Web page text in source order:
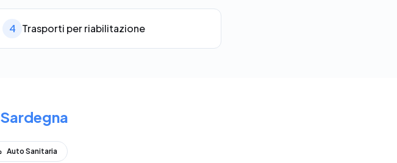
4 Trasporti per riabilitazione
Sardegna
Auto Sanitaria